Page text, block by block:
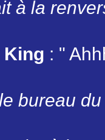
à la
King : "
bureau